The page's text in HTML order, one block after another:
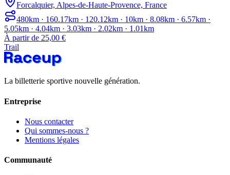
Forcalquier, Alpes-de-Haute-Provence, France
480km · 160.17km · 120.12km · 10km · 8.08km · 6.57km ·
5.05km · 4.04km · 3.03km · 2.02km · 1.01km
À partir de 25,00 €
Trail
La billetterie sportive nouvelle génération.
Entreprise
Nous contacter
Qui sommes-nous ?
Mentions légales
Communauté